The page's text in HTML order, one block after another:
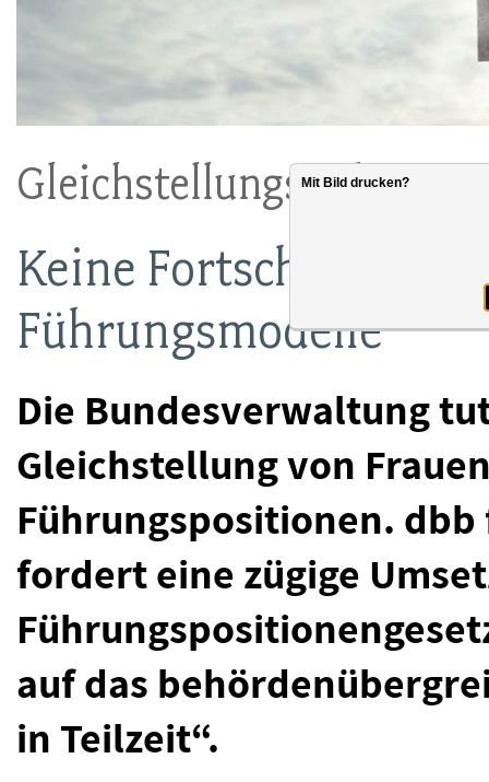
Gleichstellungsindex
Keine Fortschritte
Führungsmodelle
Die Bundesverwaltung
Gleichstellung von
Führungspositionen.
fordert eine zügige
auf das
in Teilzeit“.
Mit Bild drucken?